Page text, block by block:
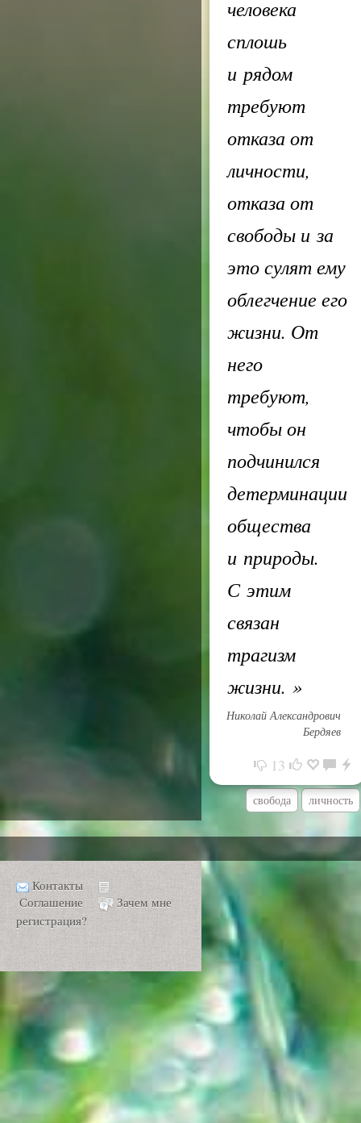
человека
сплошь
и рядом
требуют
отказа от
личности,
отказа от
свободы и за
это сулят ему
облегчение его
жизни. От
него
требуют,
чтобы он
подчинился
детерминации
общества
и природы.
С этим
связан
трагизм
жизни. »
Николай Александрович
Бердяев
13
свобода личность
Контакты
Соглашение
Зачем мне
регистрация?